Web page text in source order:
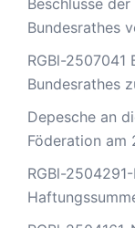
Bundesrathes
RGBl-2507041
Bundesrathes
Depesche an
Föderation am
RGBl-